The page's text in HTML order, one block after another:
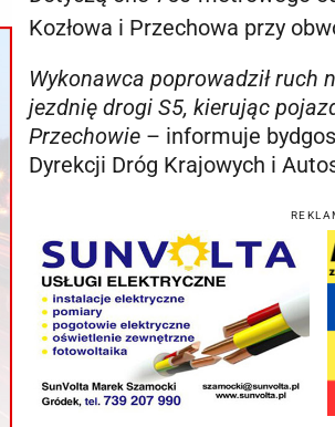
Kozłowa i Przechowa przy
Wykonawca poprowadził ruch
jezdnię drogi S5, kierując
Przechowie – informuje
Dyrekcji Dróg Krajowych i